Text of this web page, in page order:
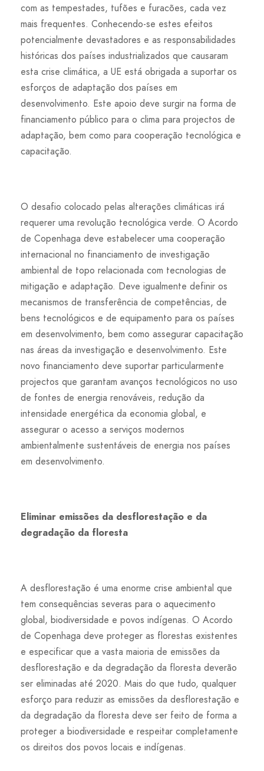
com as tempestades, tufões e furacões, cada vez
mais frequentes. Conhecendo-se estes efeitos
potencialmente devastadores e as responsabilidades
históricas dos países industrializados que causaram
esta crise climática, a UE está obrigada a suportar os
esforços de adaptação dos países em
desenvolvimento. Este apoio deve surgir na forma de
financiamento público para o clima para projectos de
adaptação, bem como para cooperação tecnológica e
capacitação.
O desafio colocado pelas alterações climáticas irá
requerer uma revolução tecnológica verde. O Acordo
de Copenhaga deve estabelecer uma cooperação
internacional no financiamento de investigação
ambiental de topo relacionada com tecnologias de
mitigação e adaptação. Deve igualmente definir os
mecanismos de transferência de competências, de
bens tecnológicos e de equipamento para os países
em desenvolvimento, bem como assegurar capacitação
nas áreas da investigação e desenvolvimento. Este
novo financiamento deve suportar particularmente
projectos que garantam avanços tecnológicos no uso
de fontes de energia renováveis, redução da
intensidade energética da economia global, e
assegurar o acesso a serviços modernos
ambientalmente sustentáveis de energia nos países
em desenvolvimento.
Eliminar emissões da desflorestação e da
degradação da floresta
A desflorestação é uma enorme crise ambiental que
tem consequências severas para o aquecimento
global, biodiversidade e povos indígenas. O Acordo
de Copenhaga deve proteger as florestas existentes
e especificar que a vasta maioria de emissões da
desflorestação e da degradação da floresta deverão
ser eliminadas até 2020. Mais do que tudo, qualquer
esforço para reduzir as emissões da desflorestação e
da degradação da floresta deve ser feito de forma a
proteger a biodiversidade e respeitar completamente
os direitos dos povos locais e indígenas.